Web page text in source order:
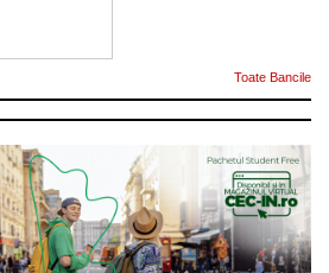
Toate Bancile